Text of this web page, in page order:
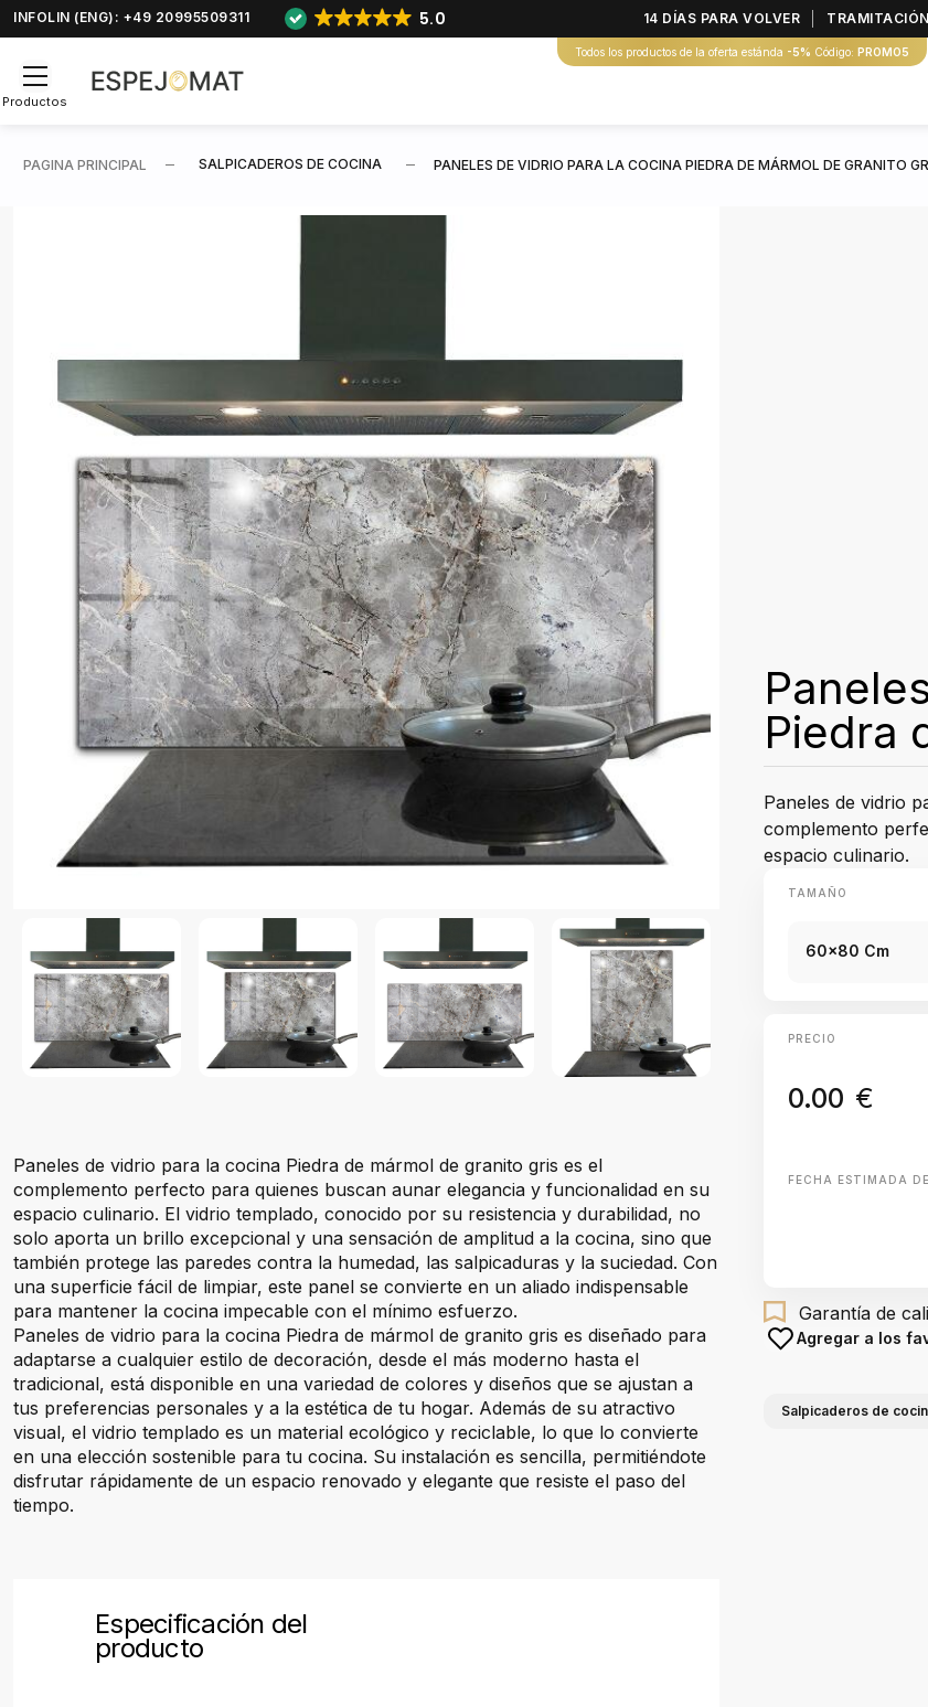
INFOLIN (ENG): +49 20995509311 5.0 14 DÍAS PARA VOLVER
Todos los productos de la oferta estánda -5% Código: PROMO5
Productos
PAGINA PRINCIPAL SALPICADEROS DE COCINA PANELES DE VIDRIO PARA LA COCINA PIEDRA DE MÁRMOL DE GRANITO
Paneles de vidrio para la cocina Piedra de mármol de granito gris es el
complemento perfecto para quienes buscan aunar elegancia y funcionalidad en su
espacio culinario. El vidrio templado, conocido por su resistencia y durabilidad, no
solo aporta un brillo excepcional y una sensación de amplitud a la cocina, sino que
también protege las paredes contra la humedad, las salpicaduras y la suciedad. Con
una superficie fácil de limpiar, este panel se convierte en un aliado indispensable
para mantener la cocina impecable con el mínimo esfuerzo.
Paneles de vidrio para la cocina Piedra de mármol de granito gris es diseñado para
adaptarse a cualquier estilo de decoración, desde el más moderno hasta el
tradicional, está disponible en una variedad de colores y diseños que se ajustan a
tus preferencias personales y a la estética de tu hogar. Además de su atractivo
visual, el vidrio templado es un material ecológico y reciclable, lo que lo convierte
en una elección sostenible para tu cocina. Su instalación es sencilla, permitiéndote
disfrutar rápidamente de un espacio renovado y elegante que resiste el paso del
tiempo.
Especificación del
producto
Piedra
Paneles de vidrio
complemento
espacio culinario.
TAMAÑO
60x80 Cm
PRECIO
0.00 €
FECHA ESTIMADA
Garantía de
Agregar a los
Salpicaderos de